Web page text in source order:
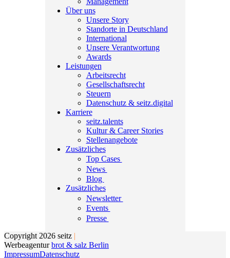
Über uns
Unsere Story
Standorte in Deutschland
International
Unsere Verantwortung
Awards
Leistungen
Arbeitsrecht
Gesellschaftsrecht
Steuern
Datenschutz & seitz.digital
Karriere
seitz.talents
Kultur & Career Stories
Stellenangebote
Zusätzliches
Top Cases
News
Blog
Zusätzliches
Newsletter
Events
Presse
Copyright 2026 seitz |
Werbeagenturbrot & salz Berlin
ImpressumDatenschutz